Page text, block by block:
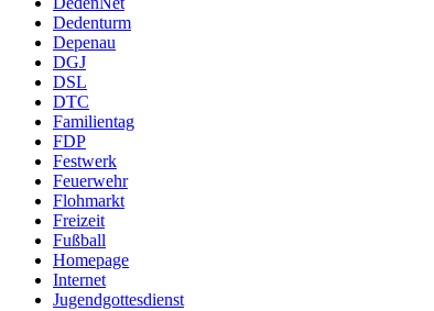
Dedenturm
Depenau
DGJ
DSL
DTC
Familientag
FDP
Festwerk
Feuerwehr
Flohmarkt
Freizeit
Fußball
Homepage
Internet
Jugendgottesdienst